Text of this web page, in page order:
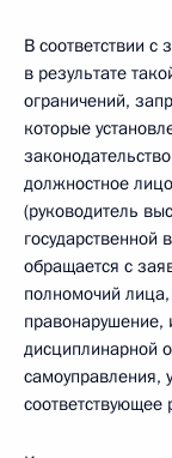
В соответствии с
в результате
ограничений,
которые
должностное
(руководитель
государственной
обращается с
полномочий
дисциплинарной
самоуправления,
соответствующее